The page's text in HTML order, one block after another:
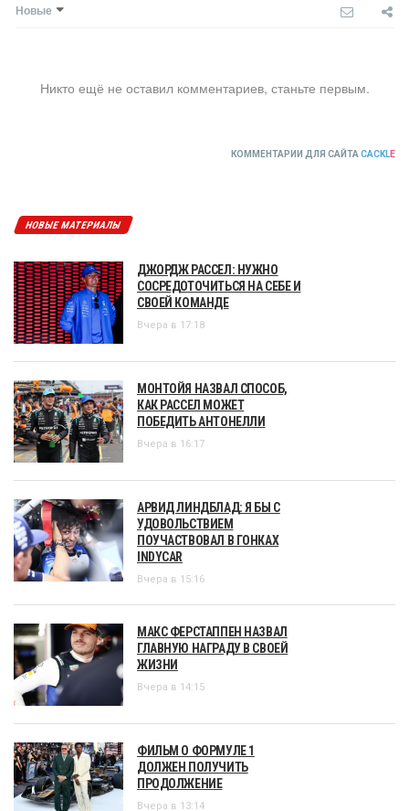
Новые
Никто ещё не оставил комментариев, станьте первым.
КОММЕНТАРИИ ДЛЯ САЙТА CACKLE
НОВЫЕ МАТЕРИАЛЫ
ДЖОРДЖ РАССЕЛ: НУЖНО
СОСРЕДОТОЧИТЬСЯ НА СЕБЕ И
СВОЕЙ КОМАНДЕ
Вчера в 17:18
МОНТОЙЯ НАЗВАЛ СПОСОБ,
КАК РАССЕЛ МОЖЕТ
ПОБЕДИТЬ АНТОНЕЛЛИ
Вчера в 16:17
АРВИД ЛИНДБЛАД: Я БЫ С
УДОВОЛЬСТВИЕМ
ПОУЧАСТВОВАЛ В ГОНКАХ
INDYCAR
Вчера в 15:16
МАКС ФЕРСТАППЕН НАЗВАЛ
ГЛАВНУЮ НАГРАДУ В СВОЕЙ
ЖИЗНИ
Вчера в 14:15
ФИЛЬМ О ФОРМУЛЕ 1
ДОЛЖЕН ПОЛУЧИТЬ
ПРОДОЛЖЕНИЕ
Вчера в 13:14